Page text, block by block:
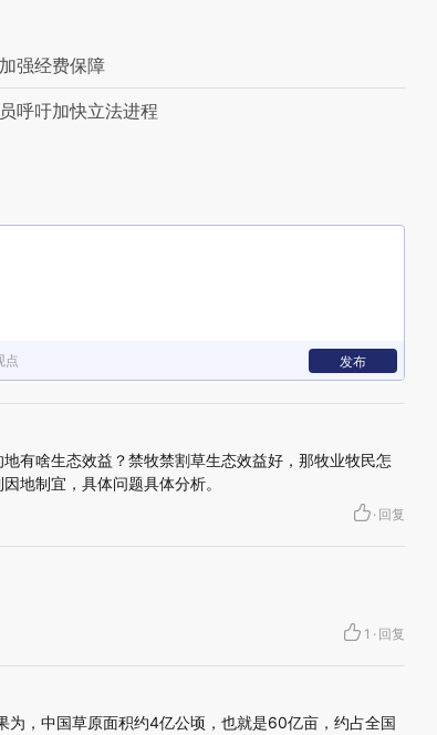
强经费保障
呼吁加快立法进程
点 发布
有啥生态效益？禁牧禁割草生态效益好，那牧业牧民怎
地制宜，具体问题具体分析。
· 回复
1 · 回复
为，中国草原面积约4亿公顷，也就是60亿亩，约占全国